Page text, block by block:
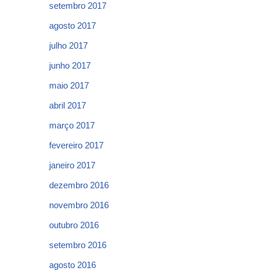
setembro 2017
agosto 2017
julho 2017
junho 2017
maio 2017
abril 2017
março 2017
fevereiro 2017
janeiro 2017
dezembro 2016
novembro 2016
outubro 2016
setembro 2016
agosto 2016